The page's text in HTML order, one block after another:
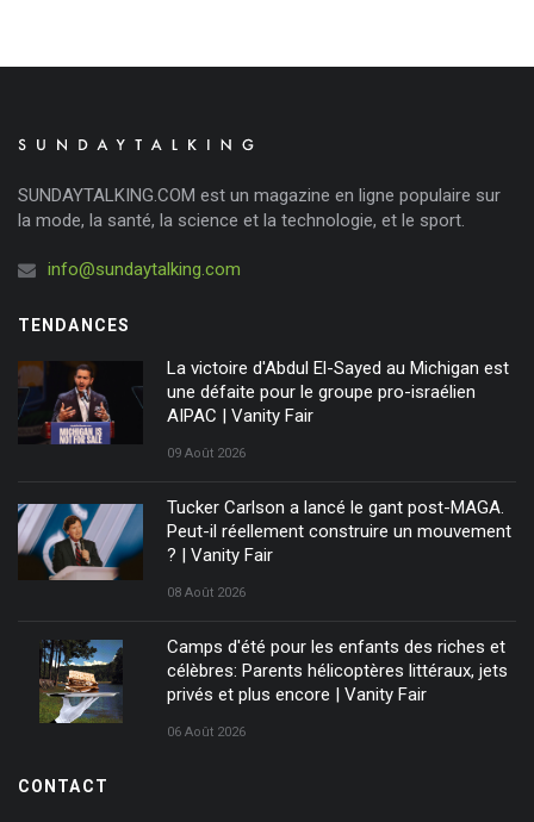
SUNDAYTALKING.COM est un magazine en ligne populaire sur
la mode, la santé, la science et la technologie, et le sport.
info@sundaytalking.com
TENDANCES
La victoire d'Abdul El-Sayed au Michigan est
une défaite pour le groupe pro-israélien
AIPAC | Vanity Fair
09 Août 2026
Tucker Carlson a lancé le gant post-MAGA.
Peut-il réellement construire un mouvement
? | Vanity Fair
08 Août 2026
Camps d'été pour les enfants des riches et
célèbres: Parents hélicoptères littéraux, jets
privés et plus encore | Vanity Fair
06 Août 2026
CONTACT